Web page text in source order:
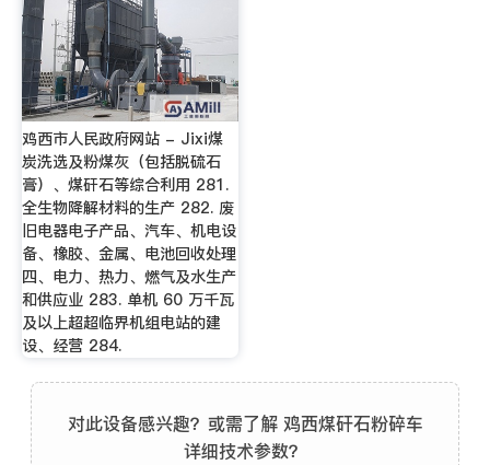
鸡西市人民政府网站 - Jixi煤
炭洗选及粉煤灰（包括脱硫石
膏）、煤矸石等综合利用 281.
全生物降解材料的生产 282. 废
旧电器电子产品、汽车、机电设
备、橡胶、金属、电池回收处理
四、电力、热力、燃气及水生产
和供应业 283. 单机 60 万千瓦
及以上超超临界机组电站的建
设、经营 284.
对此设备感兴趣？或需了解 鸡西煤矸石粉碎车
详细技术参数？